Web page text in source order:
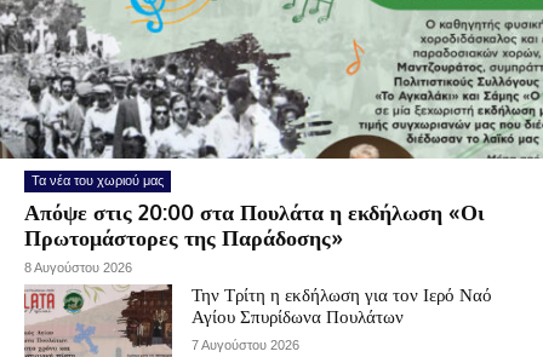
Τα νέα του χωριού μας
Απόψε στις 20:00 στα Πουλάτα η εκδήλωση «Οι
Πρωτομάστορες της Παράδοσης»
8 Αυγούστου 2026
Την Τρίτη η εκδήλωση για τον Ιερό Ναό
Αγίου Σπυρίδωνα Πουλάτων
7 Αυγούστου 2026